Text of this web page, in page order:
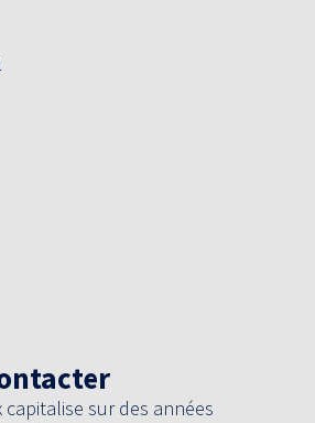
capitalise sur des années